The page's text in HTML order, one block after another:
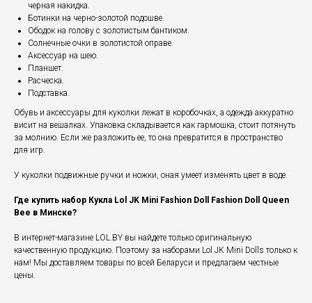
черная накидка.
Ботинки на черно-золотой подошве.
Ободок на голову с золотистым бантиком.
Солнечные очки в золотистой оправе.
Аксессуар на шею.
Планшет.
Расческа.
Подставка.
Обувь и аксессуары для куколки лежат в коробочках, а одежда аккуратно
висит на вешалках. Упаковка складывается как гармошка, стоит потянуть
за молнию. Если же разложить ее, то она превратится в пространство
для игр.
У куколки подвижные ручки и ножки, оная умеет изменять цвет в воде.
Где купить набор Кукла Lol JK Mini Fashion Doll Fashion Doll Queen
Bee в Минске?
В интернет-магазине LOL.BY вы найдете только оригинальную
качественную продукцию. Поэтому за наборами Lol JK Mini Dolls только к
нам! Мы доставляем товары по всей Беларуси и предлагаем честные
цены.